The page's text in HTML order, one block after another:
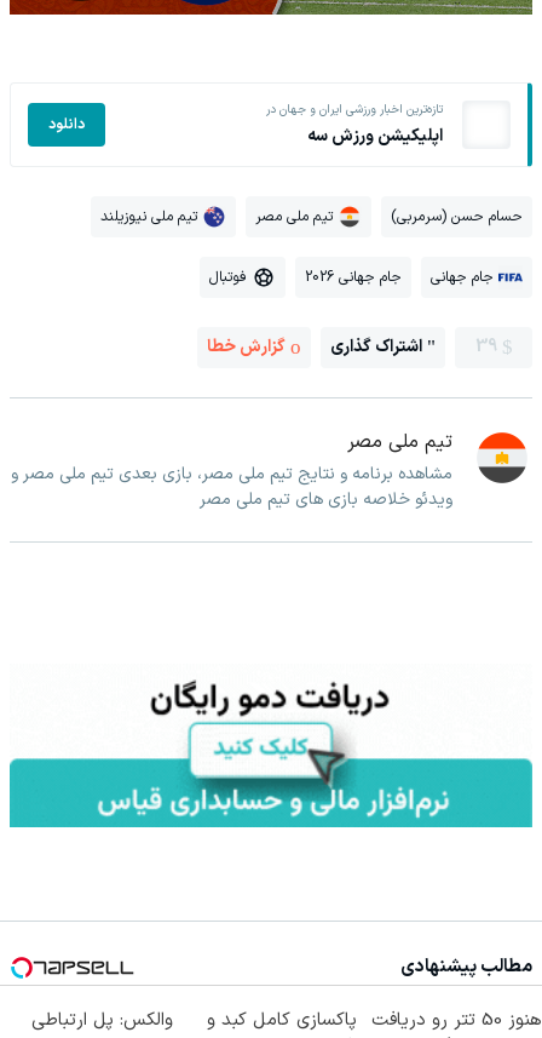
تازه‌ترین اخبار ورزشی ایران و جهان در
اپلیکیشن ورزش سه دانلود
حسام حسن (سرمربی) تیم ملی مصر تیم ملی نیوزیلند
جام جهانی جام جهانی 2026 فوتبال
39 اشتراک گذاری گزارش خطا
تیم ملی مصر
مشاهده برنامه و نتایج تیم ملی مصر، بازی بعدی تیم ملی مصر و
ویدئو خلاصه بازی های تیم ملی مصر
مطالب پیشنهادی
هنوز 50 تتر رو دریافت پاکسازی کامل کبد و
والکس: پل ارتباطی